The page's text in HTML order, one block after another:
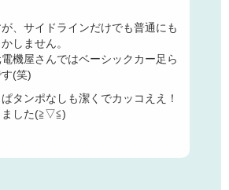
、サイドラインだけでも普通にも
しません。
機屋さんではベーシックカー足ら
(笑)
タンポなしも潔くでカッコええ！
ました(≧▽≦)